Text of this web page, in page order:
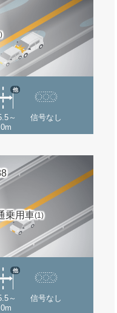
～
他
信号なし
乗用車(1)
～
他
信号なし